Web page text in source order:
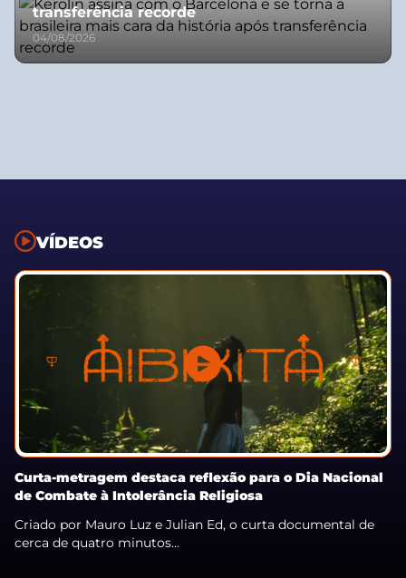
transferência recorde
04/08/2026
VÍDEOS
Curta-metragem destaca reflexão para o Dia Nacional
de Combate à Intolerância Religiosa
Criado por Mauro Luz e Julian Ed, o curta documental de
cerca de quatro minutos...